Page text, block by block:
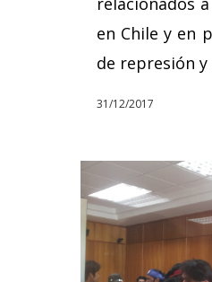
en Chile y en
de represión
31/12/2017